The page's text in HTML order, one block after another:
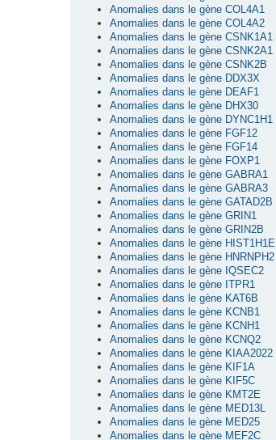
Anomalies dans le gène COL4A1
Anomalies dans le gène COL4A2
Anomalies dans le gène CSNK1A1
Anomalies dans le gène CSNK2A1
Anomalies dans le gène CSNK2B
Anomalies dans le gène DDX3X
Anomalies dans le gène DEAF1
Anomalies dans le gène DHX30
Anomalies dans le gène DYNC1H1
Anomalies dans le gène FGF12
Anomalies dans le gène FGF14
Anomalies dans le gène FOXP1
Anomalies dans le gène GABRA1
Anomalies dans le gène GABRA3
Anomalies dans le gène GATAD2B
Anomalies dans le gène GRIN1
Anomalies dans le gène GRIN2B
Anomalies dans le gène HIST1H1E
Anomalies dans le gène HNRNPH2
Anomalies dans le gène IQSEC2
Anomalies dans le gène ITPR1
Anomalies dans le gène KAT6B
Anomalies dans le gène KCNB1
Anomalies dans le gène KCNH1
Anomalies dans le gène KCNQ2
Anomalies dans le gène KIAA2022
Anomalies dans le gène KIF1A
Anomalies dans le gène KIF5C
Anomalies dans le gène KMT2E
Anomalies dans le gène MED13L
Anomalies dans le gène MED25
Anomalies dans le gène MEF2C